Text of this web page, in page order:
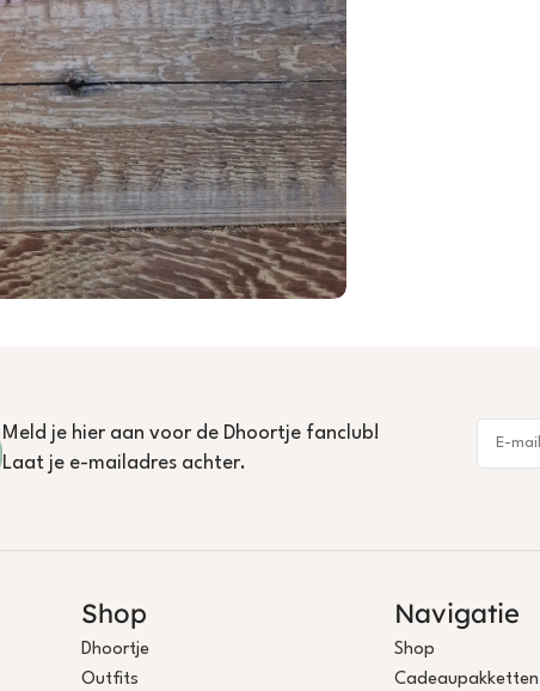
Meld je hier aan voor de Dhoortje fanclub!
Laat je e-mailadres achter.
Shop
Dhoortje
Outfits
Navigatie
Shop
Cadeaupakketten